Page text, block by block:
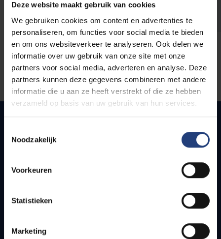
Deze website maakt gebruik van cookies
We gebruiken cookies om content en advertenties te
personaliseren, om functies voor social media te bieden
en om ons websiteverkeer te analyseren. Ook delen we
informatie over uw gebruik van onze site met onze
partners voor social media, adverteren en analyse. Deze
partners kunnen deze gegevens combineren met andere
informatie die u aan ze heeft verstrekt of die ze hebben
verzameld op basis van uw gebruik van hun services.
Noodzakelijk
Voorkeuren
Statistieken
Marketing
Snel naar
Bereikbaarheid